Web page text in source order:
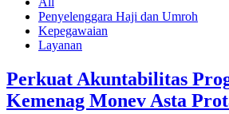
Penyelenggara Haji dan Umroh
Kepegawaian
Layanan
Perkuat Akuntabilitas
Kemenag Monev Asta